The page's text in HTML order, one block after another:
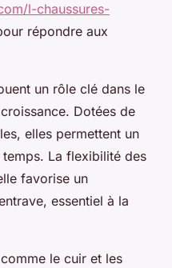
l-chaussures-
répondre aux
un rôle clé dans le
Dotées de
elles permettent un
La flexibilité des
favorise un
essentiel à la
le cuir et les